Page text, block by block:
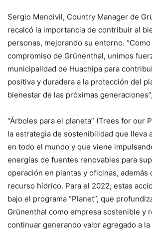
Sergio Mendivil, Country Manager de
recalcó la importancia de contribuir al
personas, mejorando su entorno.
compromiso de Grünenthal, unimos
municipalidad de Huachipa para
positiva y duradera a la protección del
bienestar de las próximas
“Árboles para el planeta” (Trees for our
la estrategia de sostenibilidad que lleva
en todo el mundo y que viene
energías de fuentes renovables para
operación en plantas y oficinas, además
recurso hídrico. Para el 2022, estas
bajo el programa “Planet”, que
Grünenthal como empresa sostenible y
continuar generando valor agregado a la